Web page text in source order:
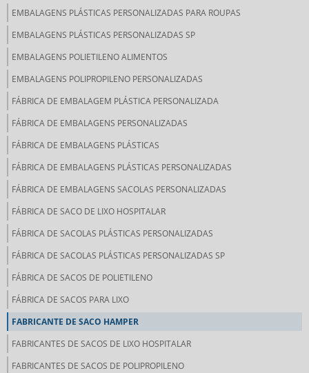
EMBALAGENS PLÁSTICAS PERSONALIZADAS PARA ROUPAS
EMBALAGENS PLÁSTICAS PERSONALIZADAS SP
EMBALAGENS POLIETILENO ALIMENTOS
EMBALAGENS POLIPROPILENO PERSONALIZADAS
FÁBRICA DE EMBALAGEM PLÁSTICA PERSONALIZADA
FÁBRICA DE EMBALAGENS PERSONALIZADAS
FÁBRICA DE EMBALAGENS PLÁSTICAS
FÁBRICA DE EMBALAGENS PLÁSTICAS PERSONALIZADAS
FÁBRICA DE EMBALAGENS SACOLAS PERSONALIZADAS
FÁBRICA DE SACO DE LIXO HOSPITALAR
FÁBRICA DE SACOLAS PLÁSTICAS PERSONALIZADAS
FÁBRICA DE SACOLAS PLÁSTICAS PERSONALIZADAS SP
FÁBRICA DE SACOS DE POLIETILENO
FÁBRICA DE SACOS PARA LIXO
FABRICANTE DE SACO HAMPER
FABRICANTES DE SACOS DE LIXO HOSPITALAR
FABRICANTES DE SACOS DE POLIPROPILENO